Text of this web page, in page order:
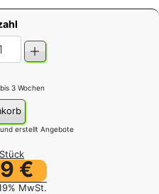
3 Wochen
erstellt Angebote
€
MwSt.